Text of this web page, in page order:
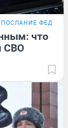
ПОСЛАНИЕ
что
СВО